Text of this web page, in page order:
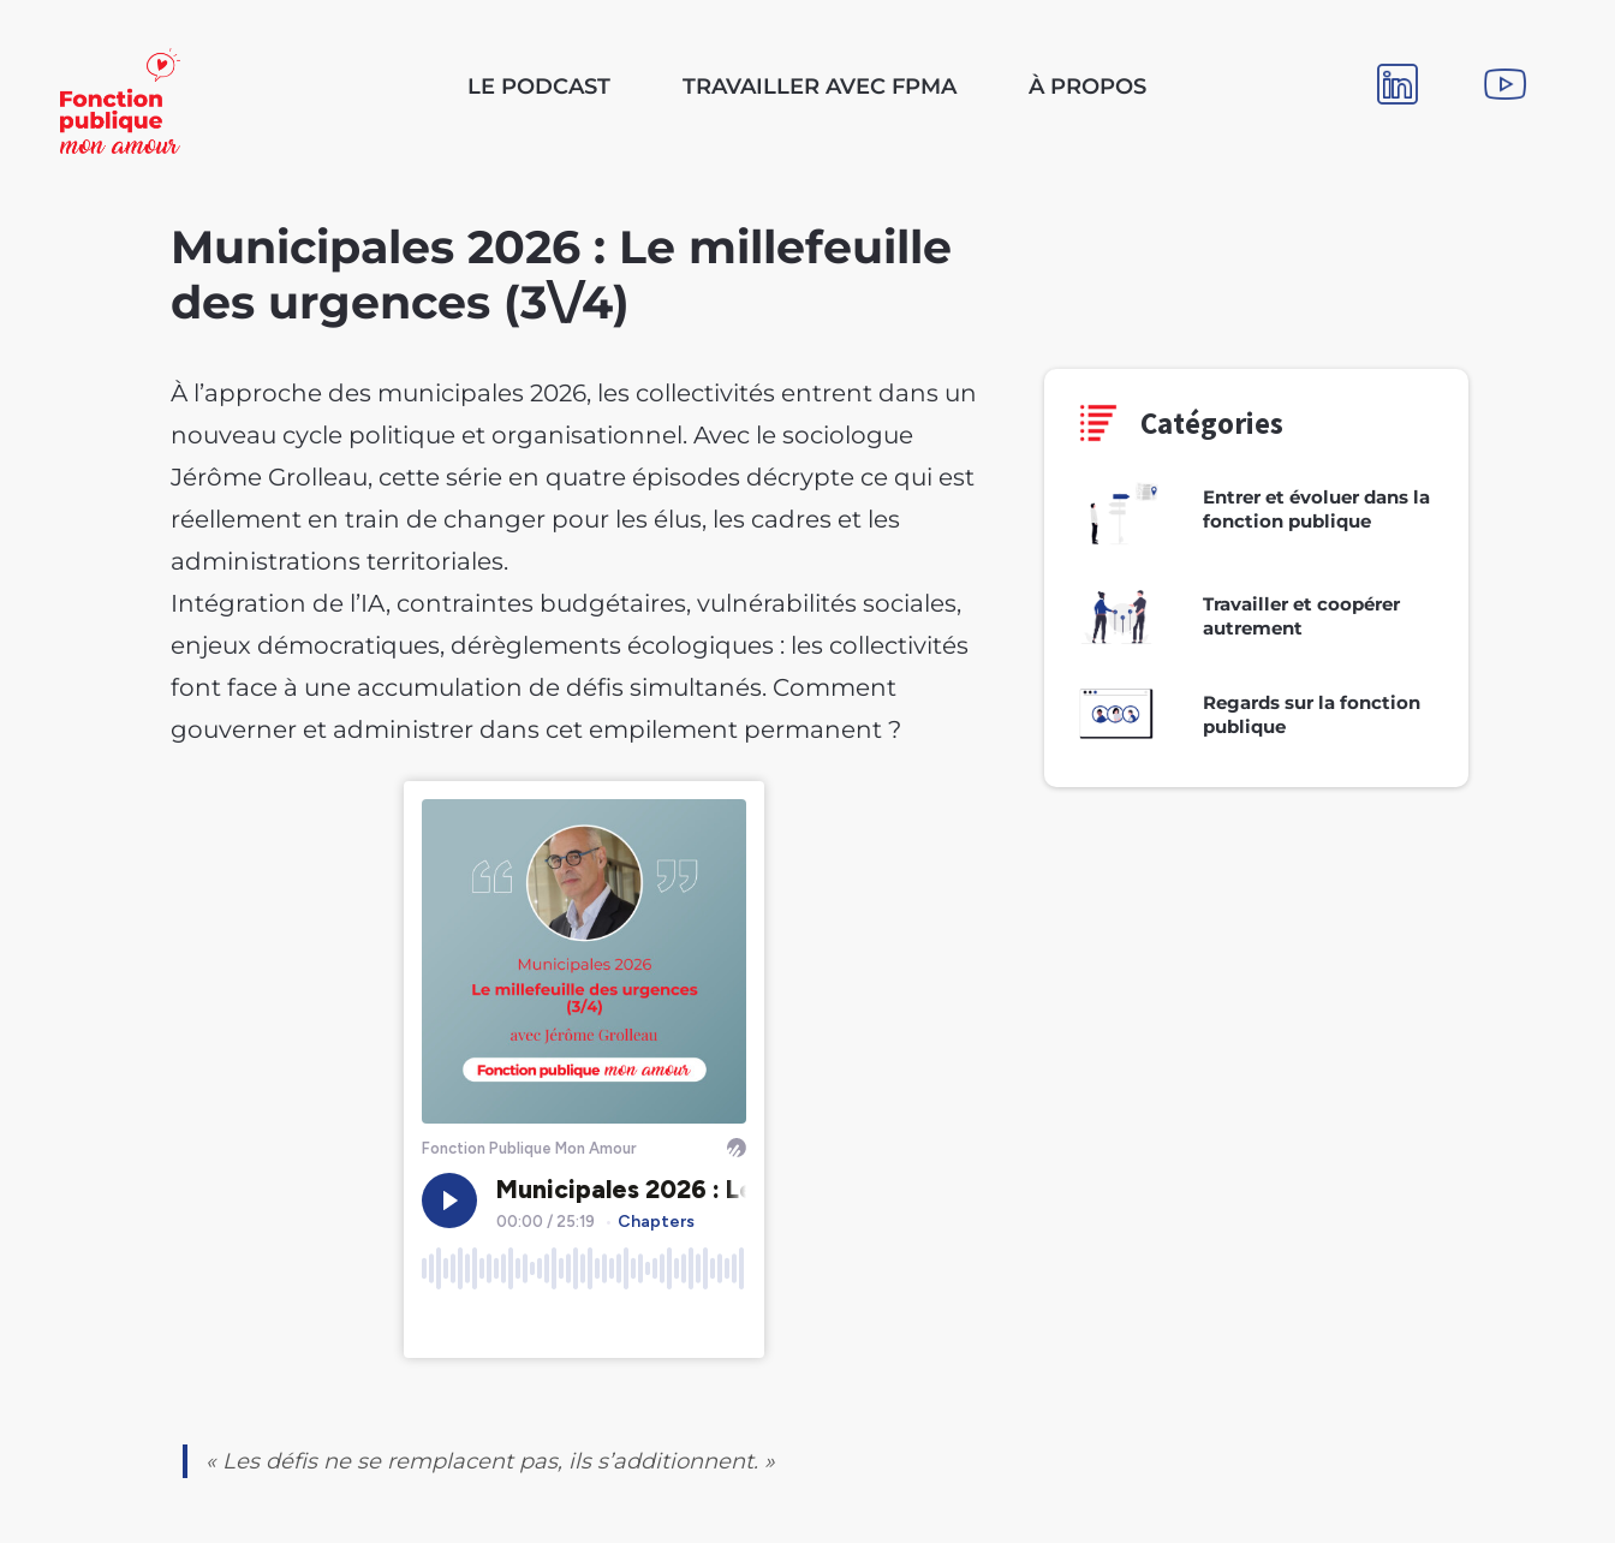
LE PODCAST TRAVAILLER AVEC FPMA À PROPOS
Municipales 2026 : Le millefeuille
des urgences (3\/4)
À l’approche des municipales 2026, les collectivités entrent dans un
nouveau cycle politique et organisationnel. Avec le sociologue
Jérôme Grolleau, cette série en quatre épisodes décrypte ce qui est
réellement en train de changer pour les élus, les cadres et les
administrations territoriales.
Intégration de l’IA, contraintes budgétaires, vulnérabilités sociales,
enjeux démocratiques, dérèglements écologiques : les collectivités
font face à une accumulation de défis simultanés. Comment
gouverner et administrer dans cet empilement permanent ?
« Les défis ne se remplacent pas, ils s’additionnent. »
Catégories
Entrer et évoluer dans la
fonction publique
Travailler et coopérer
autrement
Regards sur la fonction
publique